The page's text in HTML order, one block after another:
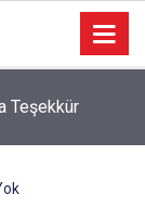
Teşekkür